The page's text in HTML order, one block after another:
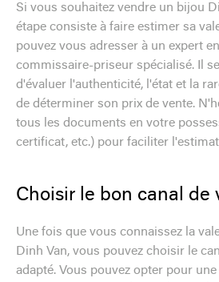
Si vous souhaitez vendre un bijou
étape consiste à faire estimer sa
pouvez vous adresser à un expert
commissaire-priseur spécialisé. Il
d'évaluer l'authenticité, l'état et la
de déterminer son prix de vente.
tous les documents en votre
certificat, etc.) pour faciliter
Choisir le bon canal de
Une fois que vous connaissez la
Dinh Van, vous pouvez choisir le
adapté. Vous pouvez opter pour